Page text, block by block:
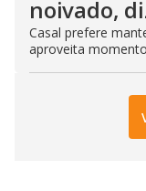
noivado,
Casal prefere
aproveita